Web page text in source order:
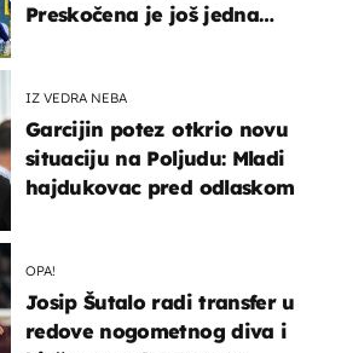
Preskočena je još jedna
IZ VEDRA NEBA
Garcijin potez otkrio novu
situaciju na Poljudu: Mladi
hajdukovac pred odlaskom
OPA!
Josip Šutalo radi transfer u
redove nogometnog diva i